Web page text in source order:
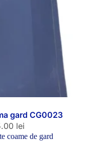
gard CG0023
lei
coame de gard